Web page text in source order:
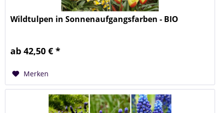
Wildtulpen in Sonnenaufgangsfarben - BIO
ab 42,50 € *
Merken